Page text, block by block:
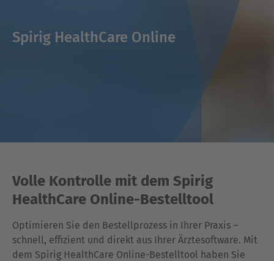
Spirig HealthCare Online
Volle Kontrolle mit dem Spirig
HealthCare Online-Bestelltool
Optimieren Sie den Bestellprozess in Ihrer Praxis –
schnell, effizient und direkt aus Ihrer Ärztesoftware. Mit
dem Spirig HealthCare Online-Bestelltool haben Sie